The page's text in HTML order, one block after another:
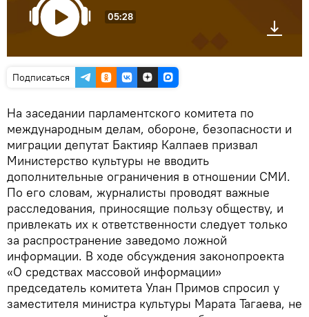
05:28
Подписаться
На заседании парламентского комитета по
международным делам, обороне, безопасности и
миграции депутат Бактияр Калпаев призвал
Министерство культуры не вводить
дополнительные ограничения в отношении СМИ.
По его словам, журналисты проводят важные
расследования, приносящие пользу обществу, и
привлекать их к ответственности следует только
за распространение заведомо ложной
информации. В ходе обсуждения законопроекта
«О средствах массовой информации»
председатель комитета Улан Примов спросил у
заместителя министра культуры Марата Тагаева, не